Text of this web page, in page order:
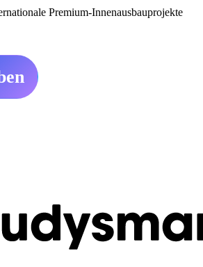
Premium-Innenausbauprojekte